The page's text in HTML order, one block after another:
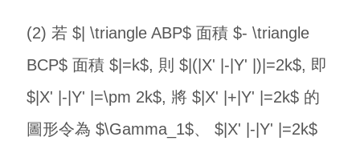
(2) 若 $| \triangle ABP$ 面積 $- \triangle
BCP$ 面積 $|=k$, 則 $|(|X' |-|Y' |)|=2k$, 即
$|X' |-|Y' |=\pm 2k$, 將 $|X' |+|Y' |=2k$ 的
圖形令為 $\Gamma_1$、 $|X' |-|Y' |=2k$